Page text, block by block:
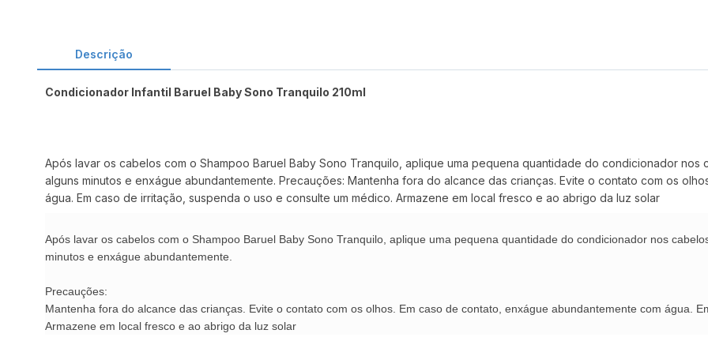
Descrição
Condicionador Infantil Baruel Baby Sono Tranquilo 210ml
Após lavar os cabelos com o Shampoo Baruel Baby Sono Tranquilo, aplique uma pequena quantidade do condicionador
alguns minutos e enxágue abundantemente. Precauções: Mantenha fora do alcance das crianças. Evite o contato com os
água. Em caso de irritação, suspenda o uso e consulte um médico. Armazene em local fresco e ao abrigo da luz solar
Após lavar os cabelos com o Shampoo Baruel Baby Sono Tranquilo, aplique uma pequena quantidade do condicionador nos
minutos e enxágue abundantemente.
Precauções:
Mantenha fora do alcance das crianças. Evite o contato com os olhos. Em caso de contato, enxágue abundantemente com água.
Armazene em local fresco e ao abrigo da luz solar